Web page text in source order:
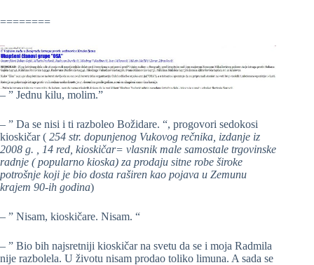
========
– ” Jednu kilu, molim.”
– ” Da se nisi i ti razboleo Božidare. “, progovori sedokosi
kioskičar ( 254 str. dopunjenog Vukovog rečnika, izdanje iz
2008 g. , 14 red, kioskičar= vlasnik male samostale trgovinske
radnje ( popularno kioska) za prodaju sitne robe široke
potrošnje koji je bio dosta raširen kao pojava u Zemunu
krajem 90-ih godina)
– ” Nisam, kioskičare. Nisam. “
– ” Bio bih najsretniji kioskičar na svetu da se i moja Radmila
nije razbolela. U životu nisam prodao toliko limuna. A sada se